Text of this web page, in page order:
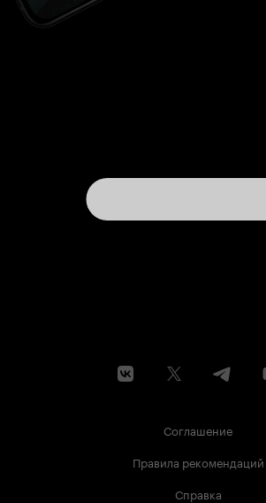
Соглашение
Правила рекомендаций
Справка